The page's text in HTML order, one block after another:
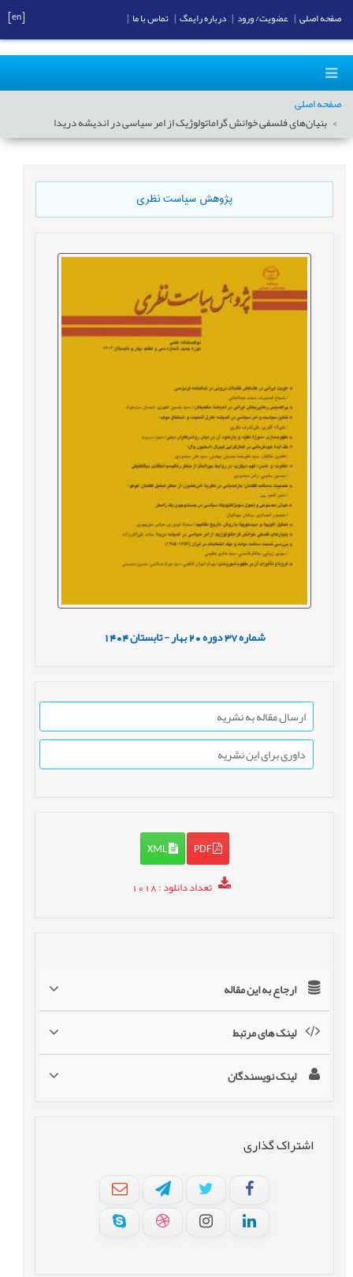
صفحه اصلی
بنیان‌های فلسفی خوانش گراماتولوژیک از امر سیاسی در اندیشه دریدا
پژوهش سیاست نظری
شماره37 دوره20 بهار - تابستان1404
ارسال مقاله به نشریه
داوری برای این نشریه
PDF
XML
تعداد دانلود: 1018
ارجاع به این مقاله
لینک های مرتبط
لینک نویسندگان
اشتراک گذاری
صفحه اصلی عضویت/ ورود درباره رایمگ تماس با ما